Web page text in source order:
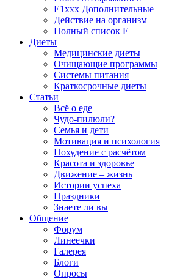
E1xxx Дополнительные
Действие на организм
Полный список E
Диеты
Медицинские диеты
Очищающие программы
Системы питания
Краткосрочные диеты
Статьи
Всё о еде
Чудо-пилюли?
Семья и дети
Мотивация и психология
Похудение с расчётом
Красота и здоровье
Движение – жизнь
Истории успеха
Праздники
Знаете ли вы
Общение
Форум
Линеечки
Галерея
Блоги
Опросы